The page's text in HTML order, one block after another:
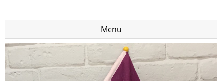
Menu